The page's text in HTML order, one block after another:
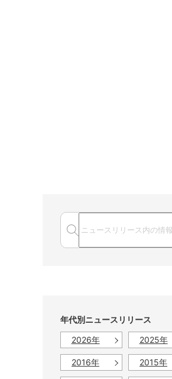
年代別ニュースリリース
2026年
2025年
2016年 2015年